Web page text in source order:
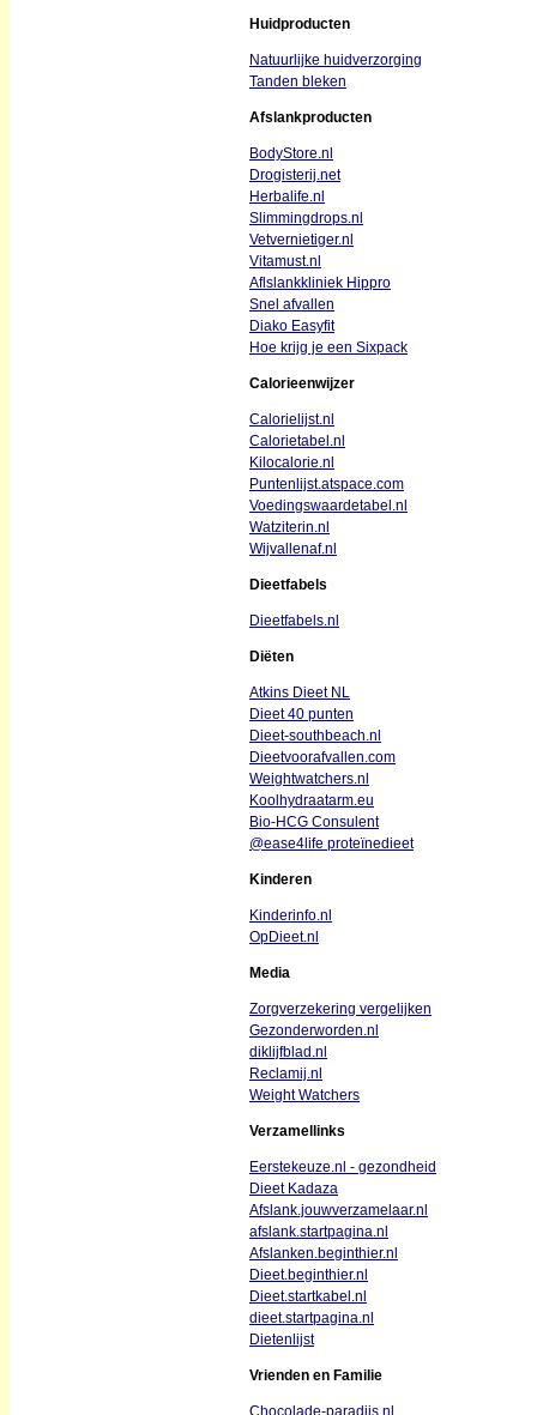
Huidproducten
Natuurlijke huidverzorging
Tanden bleken
Afslankproducten
BodyStore.nl
Drogisterij.net
Herbalife.nl
Slimmingdrops.nl
Vetvernietiger.nl
Vitamust.nl
Aflslankkliniek Hippro
Snel afvallen
Diako Easyfit
Hoe krijg je een Sixpack
Calorieenwijzer
Calorielijst.nl
Calorietabel.nl
Kilocalorie.nl
Puntenlijst.atspace.com
Voedingswaardetabel.nl
Watziterin.nl
Wijvallenaf.nl
Dieetfabels
Dieetfabels.nl
Diëten
Atkins Dieet NL
Dieet 40 punten
Dieet-southbeach.nl
Dieetvoorafvallen.com
Weightwatchers.nl
Koolhydraatarm.eu
Bio-HCG Consulent
@ease4life proteïnedieet
Kinderen
Kinderinfo.nl
OpDieet.nl
Media
Zorgverzekering vergelijken
Gezonderworden.nl
diklijfblad.nl
Reclamij.nl
Weight Watchers
Verzamellinks
Eerstekeuze.nl - gezondheid
Dieet Kadaza
Afslank.jouwverzamelaar.nl
afslank.startpagina.nl
Afslanken.beginthier.nl
Dieet.beginthier.nl
Dieet.startkabel.nl
dieet.startpagina.nl
Dietenlijst
Vrienden en Familie
Chocolade-paradijs.nl